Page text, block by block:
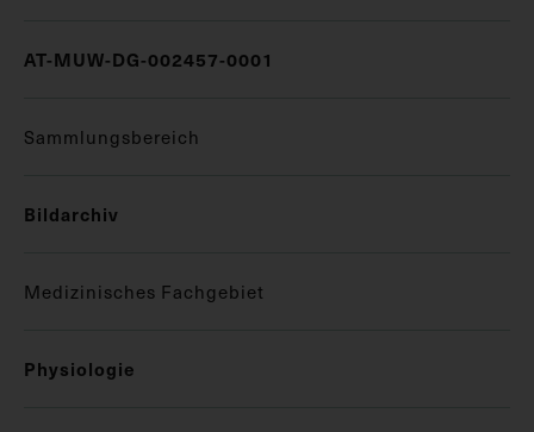
AT-MUW-DG-002457-0001
Sammlungsbereich
Bildarchiv
Medizinisches Fachgebiet
Physiologie